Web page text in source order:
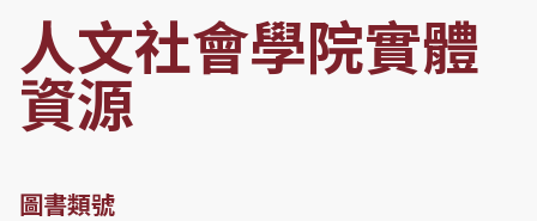
人文社會學院實體
資源
圖書類號